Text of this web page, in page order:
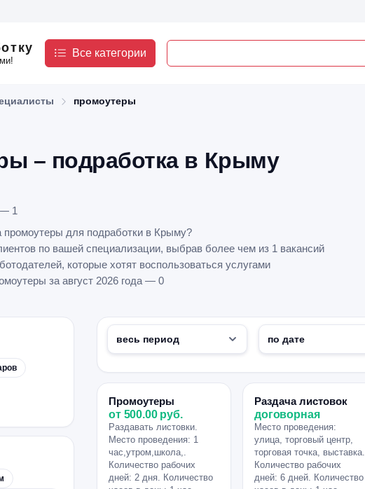
Все категории
промоутеры
– подработка в Крыму
1
промоутеры для подработки в Крыму?
по вашей специализации, выбрав более чем из 1 вакансий
которые хотят воспользоваться услугами
за август 2026 года — 0
Промоутеры
от 500.00 руб.
Раздавать листовки.
Место проведения: 1
час,утром,школа,.
Количество рабочих
дней: 2 дня. Количество
Раздача листовок
договорная
Место проведения:
улица, торговый центр,
торговая точка, выставка.
Количество рабочих
дней: 6 дней. Количество